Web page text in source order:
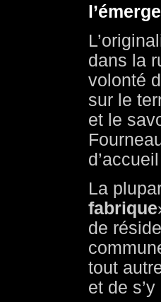
dans la
volonté
sur le
et le
La
fabrique
de
tout
et de